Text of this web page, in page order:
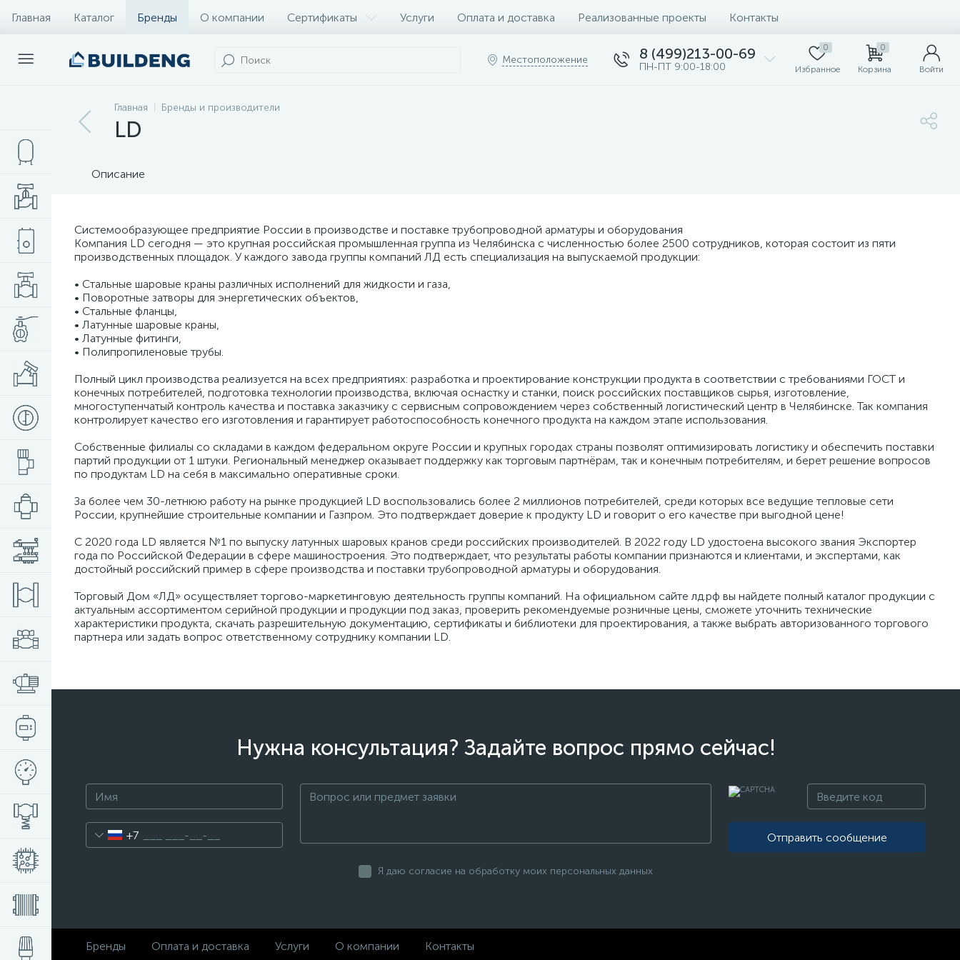
Главная Каталог Бренды О компании Сертификаты Услуги Оплата и доставка Реализованные проекты Контакты
Местоположение 8 (499)213-00-69
ПН-ПТ 9:00-18:00
0
Избранное
0
Корзина Войти
Главная Бренды и производители
LD
Описание
Системообразующее предприятие России в производстве и поставке трубопроводной арматуры и оборудования
Компания LD сегодня — это крупная российская промышленная группа из Челябинска с численностью более 2500 сотрудников, которая состоит из пяти
производственных площадок. У каждого завода группы компаний ЛД есть специализация на выпускаемой продукции:
• Стальные шаровые краны различных исполнений для жидкости и газа,
• Поворотные затворы для энергетических объектов,
• Стальные фланцы,
• Латунные шаровые краны,
• Латунные фитинги,
• Полипропиленовые трубы.
Полный цикл производства реализуется на всех предприятиях: разработка и проектирование конструкции продукта в соответствии с требованиями ГОСТ и
конечных потребителей, подготовка технологии производства, включая оснастку и станки, поиск российских поставщиков сырья, изготовление,
многоступенчатый контроль качества и поставка заказчику с сервисным сопровождением через собственный логистический центр в Челябинске. Так компания
контролирует качество его изготовления и гарантирует работоспособность конечного продукта на каждом этапе использования.
Собственные филиалы со складами в каждом федеральном округе России и крупных городах страны позволят оптимизировать логистику и обеспечить поставки
партий продукции от 1 штуки. Региональный менеджер оказывает поддержку как торговым партнёрам, так и конечным потребителям, и берет решение вопросов
по продуктам LD на себя в максимально оперативные сроки.
За более чем 30-летнюю работу на рынке продукцией LD воспользовались более 2 миллионов потребителей, среди которых все ведущие тепловые сети
России, крупнейшие строительные компании и Газпром. Это подтверждает доверие к продукту LD и говорит о его качестве при выгодной цене!
С 2020 года LD является №1 по выпуску латунных шаровых кранов среди российских производителей. В 2022 году LD удостоена высокого звания Экспортер
года по Российской Федерации в сфере машиностроения. Это подтверждает, что результаты работы компании признаются и клиентами, и экспертами, как
достойный российский пример в сфере производства и поставки трубопроводной арматуры и оборудования.
Торговый Дом «ЛД» осуществляет торгово-маркетинговую деятельность группы компаний. На официальном сайте лд.рф вы найдете полный каталог продукции с
актуальным ассортиментом серийной продукции и продукции под заказ, проверить рекомендуемые розничные цены, сможете уточнить технические
характеристики продукта, скачать разрешительную документацию, сертификаты и библиотеки для проектирования, а также выбрать авторизованного торгового
партнера или задать вопрос ответственному сотруднику компании LD.
Нужна консультация? Задайте вопрос прямо сейчас!
+7 Отправить сообщение
Я даю согласие на обработку моих персональных данных
Бренды Оплата и доставка Услуги О компании Контакты